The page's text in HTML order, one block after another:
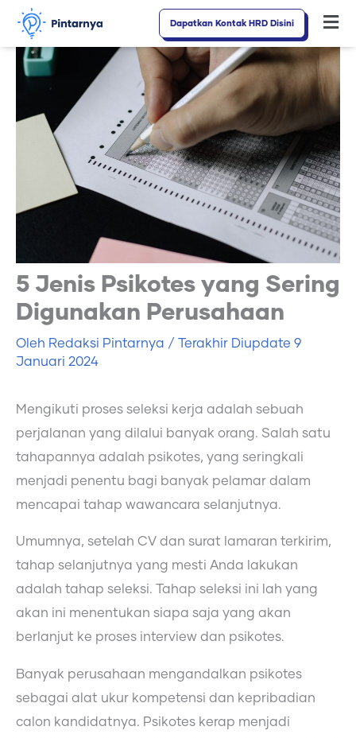
Lewati
konten
Dapatkan Kontak HRD Disini
5 Jenis Psikotes yang Sering
Digunakan Perusahaan
Oleh Redaksi Pintarnya / Terakhir Diupdate 9
Januari 2024
Mengikuti proses seleksi kerja adalah sebuah
perjalanan yang dilalui banyak orang. Salah satu
tahapannya adalah psikotes, yang seringkali
menjadi penentu bagi banyak pelamar dalam
mencapai tahap wawancara selanjutnya.
Umumnya, setelah CV dan surat lamaran terkirim,
tahap selanjutnya yang mesti Anda lakukan
adalah tahap seleksi. Tahap seleksi ini lah yang
akan ini menentukan siapa saja yang akan
berlanjut ke proses interview dan psikotes.
Banyak perusahaan mengandalkan psikotes
sebagai alat ukur kompetensi dan kepribadian
calon kandidatnya. Psikotes kerap menjadi